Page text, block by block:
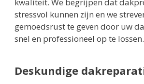
stressvol kunnen zijn en we
gemoedsrust te geven door uw
snel en professioneel op te lossen.
Deskundige